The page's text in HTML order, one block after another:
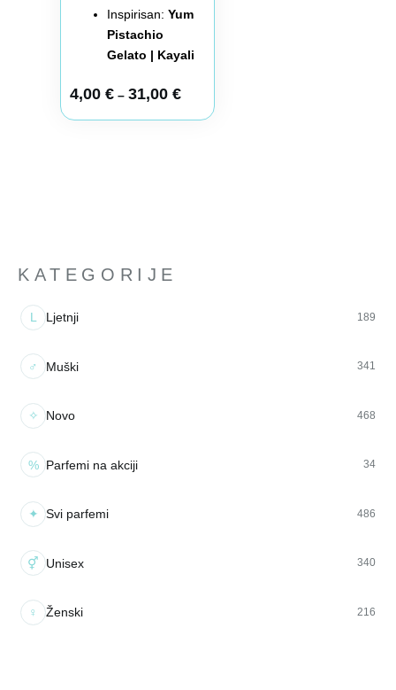
KATEGORIJE
L Ljetnji 189
♂ Muški 341
✧ Novo 468
% Parfemi na akciji 34
✦ Svi parfemi 486
⚥ Unisex 340
♀ Ženski 216
Inspirisan: Yum
Pistachio
Gelato | Kayali
4,00 € – 31,00 €